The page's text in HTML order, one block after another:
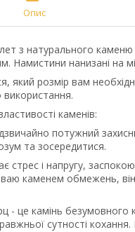
Опис
з натурального
Намистини нанизані на
який розмір вам
каменів:
потужний
та зосередитися.
стрес і напругу,
каменем обмежень,
- це камінь безумовного
сутності